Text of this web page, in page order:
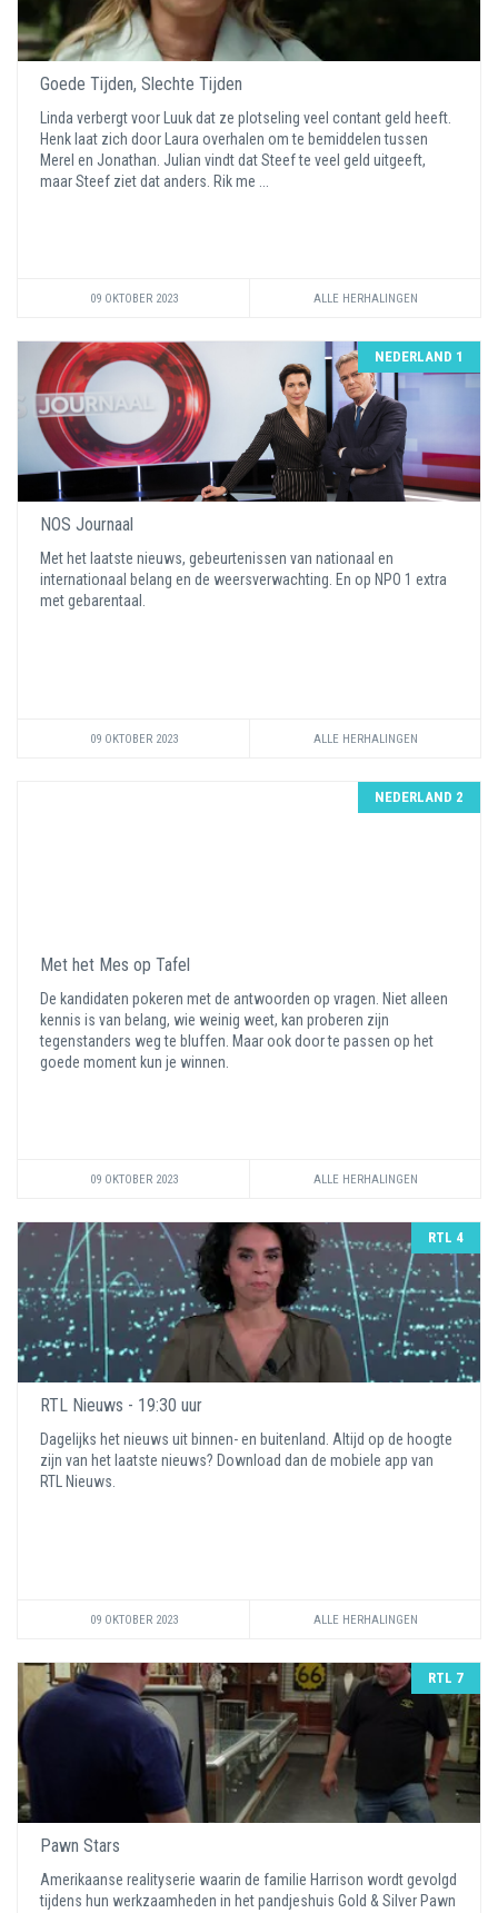
Goede Tijden, Slechte Tijden
Linda verbergt voor Luuk dat ze plotseling veel contant geld heeft.
Henk laat zich door Laura overhalen om te bemiddelen tussen
Merel en Jonathan. Julian vindt dat Steef te veel geld uitgeeft,
maar Steef ziet dat anders. Rik me ...
09 OKTOBER 2023 ALLE HERHALINGEN
NEDERLAND 1
NOS Journaal
Met het laatste nieuws, gebeurtenissen van nationaal en
internationaal belang en de weersverwachting. En op NPO 1 extra
met gebarentaal.
09 OKTOBER 2023 ALLE HERHALINGEN
NEDERLAND 2
Met het Mes op Tafel
De kandidaten pokeren met de antwoorden op vragen. Niet alleen
kennis is van belang, wie weinig weet, kan proberen zijn
tegenstanders weg te bluffen. Maar ook door te passen op het
goede moment kun je winnen.
09 OKTOBER 2023 ALLE HERHALINGEN
RTL 4
RTL Nieuws - 19:30 uur
Dagelijks het nieuws uit binnen- en buitenland. Altijd op de hoogte
zijn van het laatste nieuws? Download dan de mobiele app van
RTL Nieuws.
09 OKTOBER 2023 ALLE HERHALINGEN
RTL 7
Pawn Stars
Amerikaanse realityserie waarin de familie Harrison wordt gevolgd
tijdens hun werkzaamheden in het pandjeshuis Gold & Silver Pawn